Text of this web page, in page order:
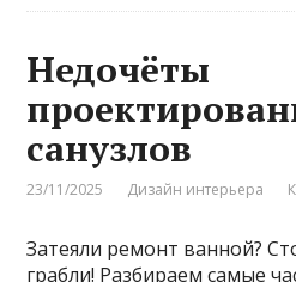
Недочёты
санузлов
23/11/2025 Дизайн интерьера
Затеяли ремонт ванной?
грабли! Разбираем самые